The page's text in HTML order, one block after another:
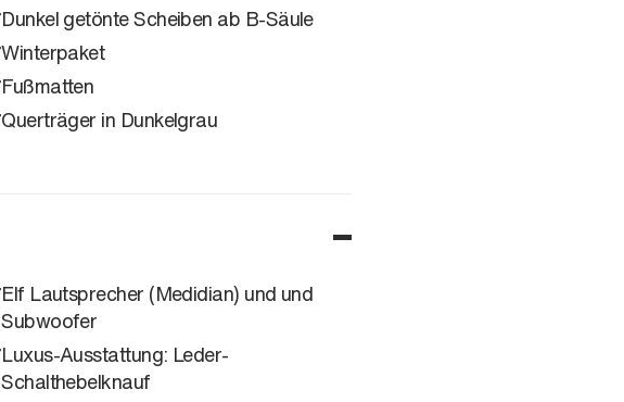
Dunkel getönte Scheiben ab B-Säule
Winterpaket
Fußmatten
Querträger in Dunkelgrau
Elf Lautsprecher (Medidian) und und
Subwoofer
Luxus-Ausstattung: Leder-
Schalthebelknauf